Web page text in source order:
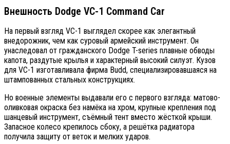
Внешность Dodge VC-1 Command Car
На первый взгляд VC-1 выглядел скорее как элегантный
внедорожник, чем как суровый армейский инструмент. Он
унаследовал от гражданского Dodge T-series плавные обводы
капота, раздутые крылья и характерный высокий силуэт. Кузов
для VC-1 изготавливала фирма Budd, специализировавшаяся на
штампованных стальных конструкциях.
Но военные элементы выдавали его с первого взгляда: матово-
оливковая окраска без намёка на хром, крупные крепления под
шанцевый инструмент, съёмный тент вместо жёсткой крыши.
Запасное колесо крепилось сбоку, а решётка радиатора
получила защиту от веток и мелких ударов.